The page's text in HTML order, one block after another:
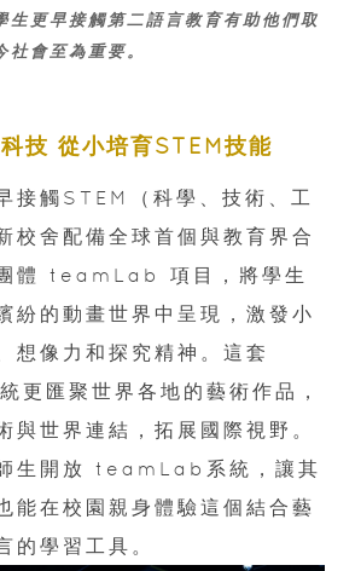
生更早接觸第二語言教育有助他們取
社會至為重要。
技 從小培育STEM技能
接觸STEM（科學、技術、工
校舍配備全球首個與教育界合
體 teamLab 項目，將學生
紛的動畫世界中呈現，激發小
想像力和探究精神。這套
匯聚世界各地的藝術作品，
與世界連結，拓展國際視野。
生開放 teamLab系統，讓其
能在校園親身體驗這個結合藝
的學習工具。